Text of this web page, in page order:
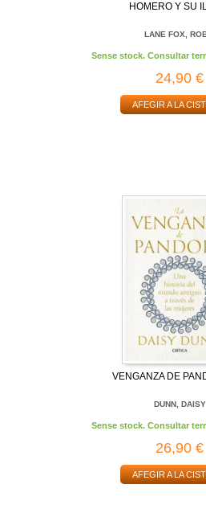
HOMERO Y SU
LANE FOX,
Sense stock. Consultar
24,90 €
AFEGIR A LA
VENGANZA DE
DUNN, DAISY
Sense stock. Consultar
26,90 €
AFEGIR A LA